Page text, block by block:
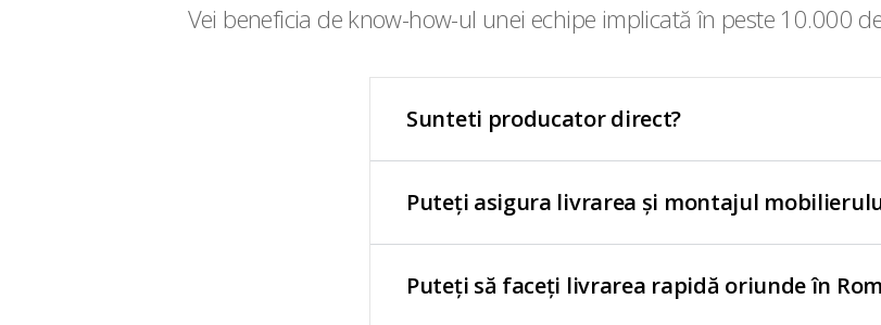
Vei beneficia de know-how-ul unei echipe implicată în peste 10.000
Sunteti producator direct?
Puteți asigura livrarea și montajul
Puteți să faceți livrarea rapidă oriunde în